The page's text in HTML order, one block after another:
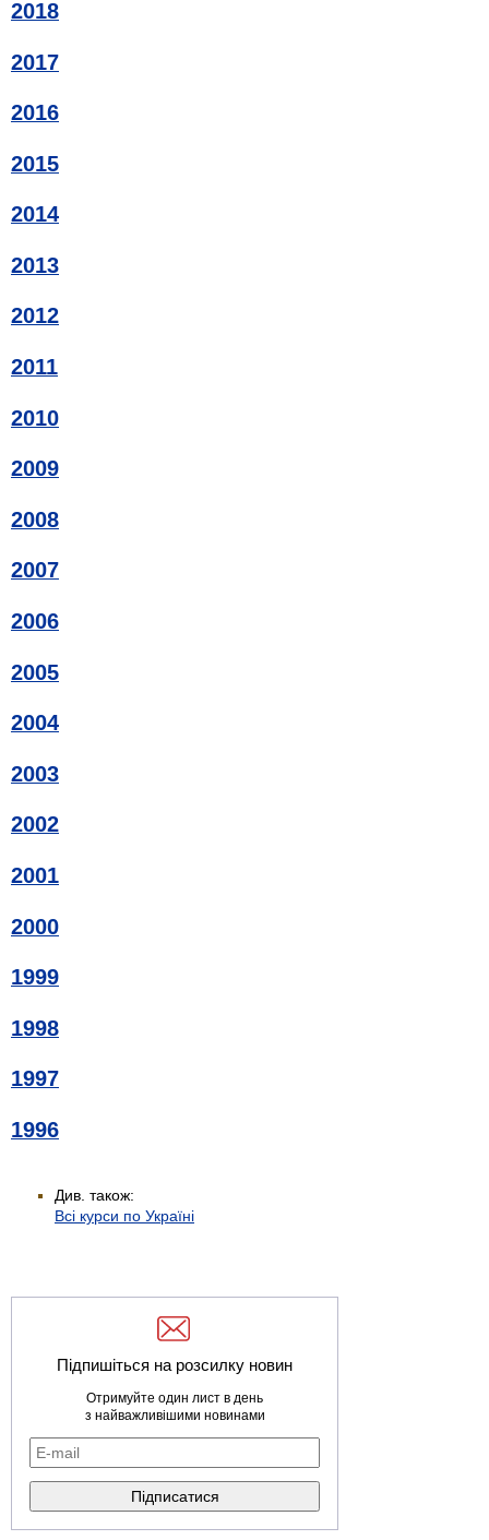
2018
2017
2016
2015
2014
2013
2012
2011
2010
2009
2008
2007
2006
2005
2004
2003
2002
2001
2000
1999
1998
1997
1996
Див. також:
Всі курси по Україні
Підпишіться на розсилку новин
Отримуйте один лист в день
з найважливішими новинами